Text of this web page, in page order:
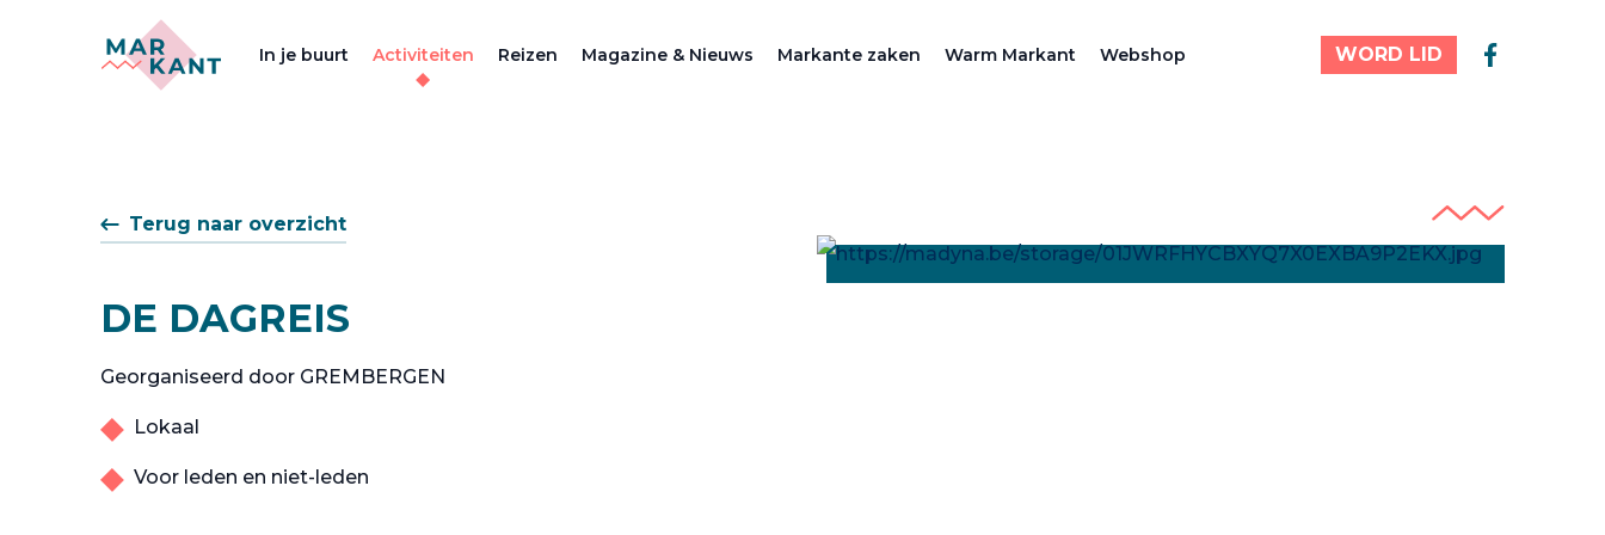
In je buurt Activiteiten Reizen Magazine & Nieuws Markante zaken Warm Markant Webshop WORD LID
Terug naar overzicht
DE DAGREIS
Georganiseerd door GREMBERGEN
Lokaal
Voor leden en niet-leden